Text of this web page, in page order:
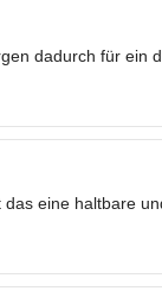
dadurch für ein
eine haltbare